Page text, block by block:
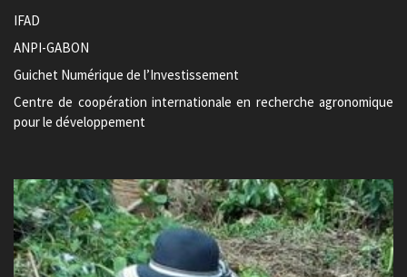
IFAD
ANPI-GABON
Guichet Numérique de l’Investissement
Centre de coopération internationale en recherche agronomique
pour le développement